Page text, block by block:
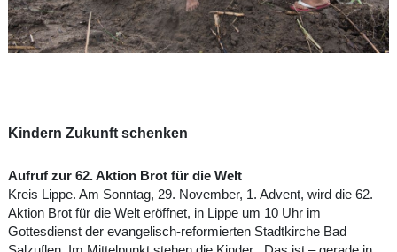
Kindern Zukunft schenken
Aufruf zur 62. Aktion Brot für die Welt
Kreis Lippe. Am Sonntag, 29. November, 1. Advent, wird die 62.
Aktion Brot für die Welt eröffnet, in Lippe um 10 Uhr im
Gottesdienst der evangelisch-reformierten Stadtkirche Bad